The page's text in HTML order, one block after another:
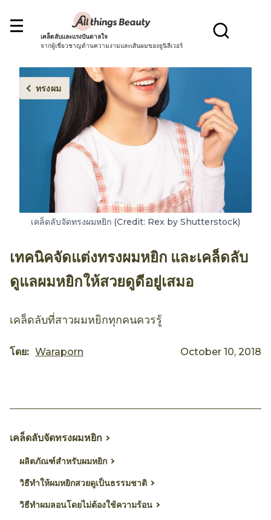
เคล็ดลับและแรงบันดาลใจ
จากผู้เชี่ยวชาญด้านความงามและเส้นผมของยูนิลีเวอร์
ทรงผม
เคล็ดลับจัดทรงผมหยิก (Credit: Rex by Shutterstock)
เทคนิคจัดแต่งทรงผมหยิก และเคล็ดลับ
ดูแลผมหยิกให้สวยดูดีอยู่เสมอ
เคล็ดลับที่สาวผมหยิกทุกคนควรรู้
โดย: Waraporn October 10, 2018
เคล็ดลับจัดทรงผมหยิก
ผลิตภัณฑ์สำหรับผมหยิก
วิธีทำให้ผมหยิกสวยดูเป็นธรรมชาติ
วิธีทำผมลอนโดยไม่ต้องใช้ความร้อน